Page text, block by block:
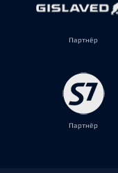
Партнёр
Партнёр